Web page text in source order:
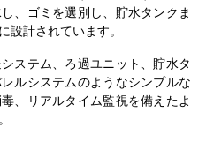
、ゴミを選別し、貯水タンクま
設計されています。
ステム、ろ過ユニット、貯水タ
ルシステムのようなシンプルな
、リアルタイム監視を備えたよ